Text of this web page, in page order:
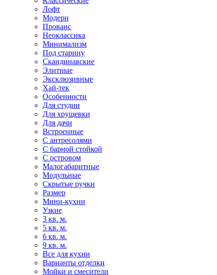
Лофт
Модерн
Прованс
Неоклассика
Минимализм
Под старину
Скандинавские
Элитные
Эксклюзивные
Хай-тек
Особенности
Для студии
Для хрущевки
Для дачи
Встроенные
С антресолями
С барной стойкой
С островом
Малогабаритные
Модульные
Скрытые ручки
Размер
Мини-кухни
Узкие
3 кв. м.
5 кв. м.
6 кв. м.
9 кв. м.
Все для кухни
Варианты отделки
Мойки и смесители